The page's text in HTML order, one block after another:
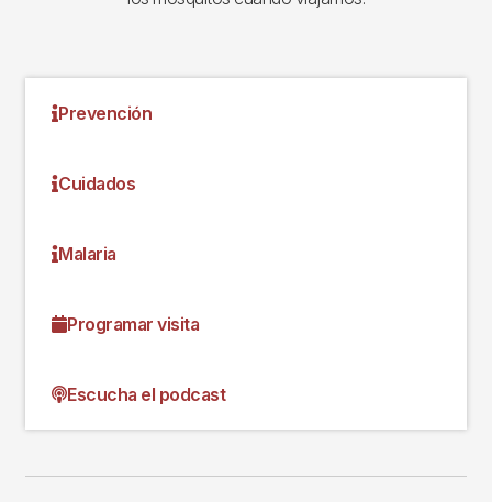
Prevención
Cuidados
Malaria
Programar visita
Escucha el podcast